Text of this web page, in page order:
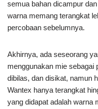
semua bahan dicampur
warna memang terangkat
percobaan sebelumnya.
Akhirnya, ada seseorang
menggunakan mie sebagai
dibilas, dan disikat, namun
Wantex hanya terangkat
yang didapat adalah warna